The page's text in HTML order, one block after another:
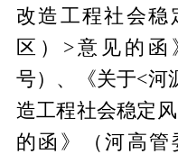
改造工程社会稳
区） >意见的函
号）、《关于<河
造工程社会稳定
的函》（河高管